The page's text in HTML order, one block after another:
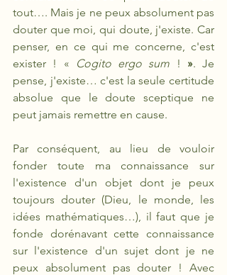
tout…. Mais je ne peux absolument pas
douter que moi, qui doute, j'existe. Car
penser, en ce qui me concerne, c'est
exister ! « Cogito ergo sum ! ». Je
pense, j'existe… c'est la seule certitude
absolue que le doute sceptique ne
peut jamais remettre en cause.
Par conséquent, au lieu de vouloir
fonder toute ma connaissance sur
l'existence d'un
objet dont je peux
toujours douter (Dieu, le monde, les
idées mathématiques…), il faut que je
fonde dorénavant cette connaissance
sur l'existence d'un sujet dont je ne
peux absolument pas douter ! Avec